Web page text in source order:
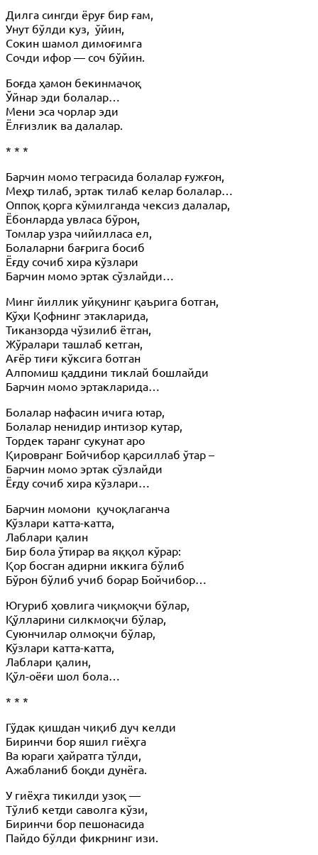
Дилга сингди ёруғ бир ғам,
Унут бўлди куз, ўйин,
Сокин шамол димоғимга
Сочди ифор — соч бўйин.
Боғда ҳамон бекинмачоқ
Ўйнар эди болалар…
Мени эса чорлар эди
Ёлғизлик ва далалар.
* * *
Барчин момо теграсида болалар ғужғон,
Меҳр тилаб, эртак тилаб келар болалар…
Оппоқ қорга кўмилганда чексиз далалар,
Ёбонларда увласа бўрон,
Томлар узра чийилласа ел,
Болаларни бағрига босиб
Ёғду сочиб хира кўзлари
Барчин момо эртак сўзлайди…
Минг йиллик уйқунинг қаърига ботган,
Кўҳи Қофнинг этакларида,
Тиканзорда чўзилиб ётган,
Жўралари ташлаб кетган,
Ағёр тиғи кўксига ботган
Алпомиш қаддини тиклай бошлайди
Барчин момо эртакларида…
Болалар нафасин ичига ютар,
Болалар ненидир интизор кутар,
Тордек таранг сукунат аро
Қировранг Бойчибор қарсиллаб ўтар –
Барчин момо эртак сўзлайди
Ёғду сочиб хира кўзлари…
Барчин момони қучоқлаганча
Кўзлари катта-катта,
Лаблари қалин
Бир бола ўтирар ва яққол кўрар:
Қор босган адирни иккига бўлиб
Бўрон бўлиб учиб борар Бойчибор…
Югуриб ҳовлига чиқмоқчи бўлар,
Қўлларини силкмоқчи бўлар,
Суюнчилар олмоқчи бўлар,
Кўзлари катта-катта,
Лаблари қалин,
Қўл-оёғи шол бола…
* * *
Гўдак қишдан чиқиб дуч келди
Биринчи бор яшил гиёҳга
Ва юраги ҳайратга тўлди,
Ажабланиб боқди дунёга.
У гиёҳга тикилди узоқ —
Тўлиб кетди саволга кўзи,
Биринчи бор пешонасида
Пайдо бўлди фикрнинг изи.